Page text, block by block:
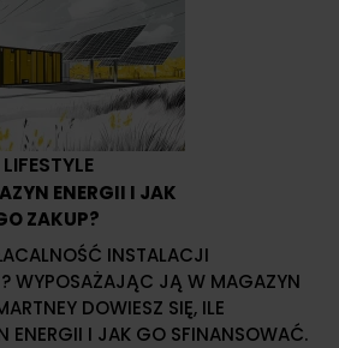
LIFESTYLE
ENERGII I JAK
ZAKUP?
INSTALACJI
WYPOSAŻAJĄC JĄ W MAGAZYN
DOWIESZ SIĘ, ILE
ENERGII I JAK GO SFINANSOWAĆ.